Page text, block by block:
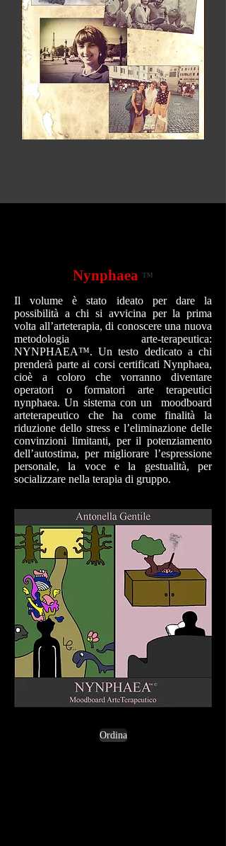
Nynphaea ™
Il volume è stato ideato per dare la
possibilità a chi si avvicina per la prima
volta all’arteterapia, di conoscere una nuova
metodologia arte-terapeutica:
NYNPHAEA™. Un testo dedicato a chi
prenderà parte ai corsi certificati Nynphaea,
cioè a coloro che vorranno diventare
operatori o formatori arte terapeutici
nynphaea. Un sistema con un moodboard
arteterapeutico che ha come finalità la
riduzione dello stress e l’eliminazione delle
convinzioni limitanti, per il potenziamento
dell’autostima, per migliorare l’espressione
personale, la voce e la gestualità, per
socializzare nella terapia di gruppo.
Ordina